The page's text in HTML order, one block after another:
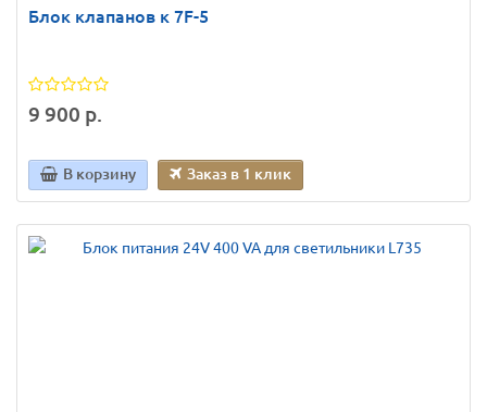
Блок клапанов к 7F-5
9 900 р.
В корзину Заказ в 1 клик